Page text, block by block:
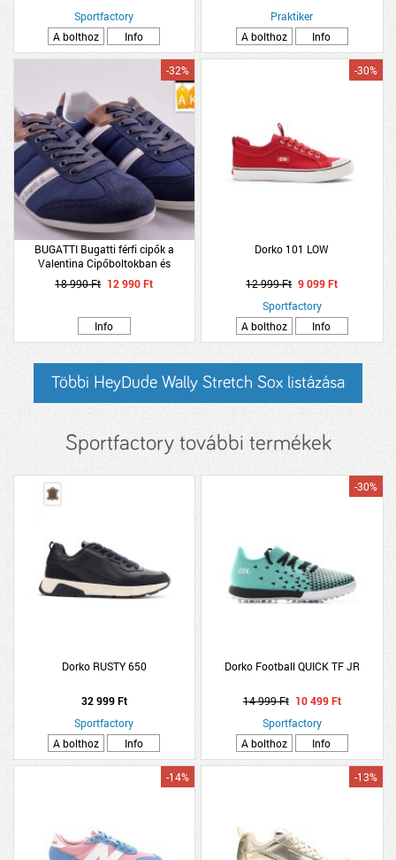
Sportfactory
A bolthoz
Info
Praktiker
A bolthoz
Info
BUGATTI Bugatti férfi cipők a
Valentina Cipőboltokban és
webáruházunkban!
-32%
18 990 Ft 12 990 Ft
Info
Dorko 101 LOW
-30%
12 999 Ft 9 099 Ft
Sportfactory
A bolthoz
Info
Többi HeyDude Wally Stretch Sox listázása
Sportfactory további termékek
Dorko RUSTY 650
32 999 Ft
Sportfactory
A bolthoz
Info
Dorko Football QUICK TF JR
-30%
14 999 Ft 10 499 Ft
Sportfactory
A bolthoz
Info
-14% -13%